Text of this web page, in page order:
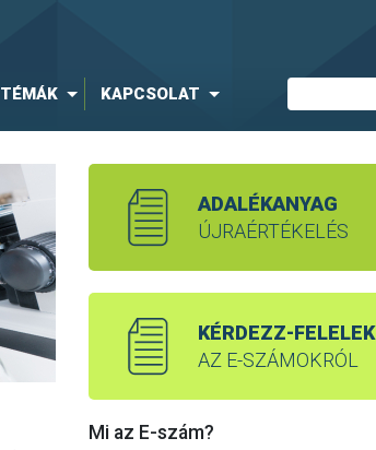
KAPCSOLAT
ADALÉKANYAG
ÚJRAÉRTÉKELÉS
KÉRDEZZ-FELELEK
AZ E-SZÁMOKRÓL
Mi az E-szám?